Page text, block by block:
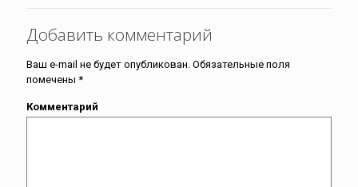
Добавить комментарий
Ваш e-mail не будет опубликован. Обязательные поля
помечены *
Комментарий